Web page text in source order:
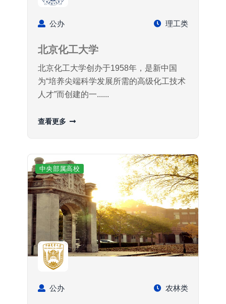
公办 理工类
北京化工大学
北京化工大学创办于1958年，是新中国
为“培养尖端科学发展所需的高级化工技术
人才”而创建的一......
查看更多
中央部属高校
公办 农林类